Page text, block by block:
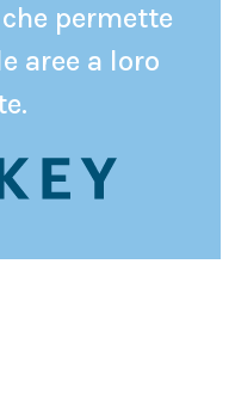
permette
aree a loro